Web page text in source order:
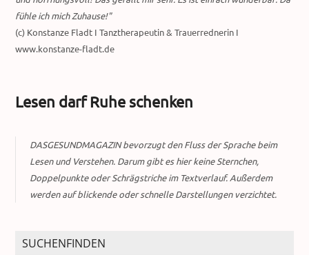
fühle ich mich Zuhause!"
(c) Konstanze Fladt I Tanztherapeutin & Trauerrednerin I
www.konstanze-fladt.de
Lesen darf Ruhe schenken
DASGESUNDMAGAZIN bevorzugt den Fluss der Sprache beim
Lesen und Verstehen. Darum gibt es hier keine Sternchen,
Doppelpunkte oder Schrägstriche im Textverlauf. Außerdem
werden auf blickende oder schnelle Darstellungen verzichtet.
SUCHENFINDEN